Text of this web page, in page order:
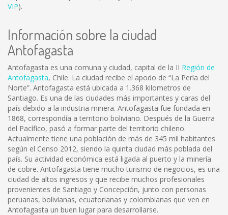
VIP).
Información sobre la ciudad
Antofagasta
Antofagasta es una comuna y ciudad, capital de la II Región de
Antofagasta, Chile. La ciudad recibe el apodo de “La Perla del
Norte”. Antofagasta está ubicada a 1.368 kilometros de
Santiago. Es una de las ciudades más importantes y caras del
país debido a la industria minera. Antofagasta fue fundada en
1868, correspondía a territorio boliviano. Después de la Guerra
del Pacífico, pasó a formar parte del territorio chileno.
Actualmente tiene una población de más de 345 mil habitantes
según el Censo 2012, siendo la quinta ciudad más poblada del
país. Su actividad económica está ligada al puerto y la minería
de cobre. Antofagasta tiene mucho turismo de negocios, es una
ciudad de altos ingresos y que recibe muchos profesionales
provenientes de Santiago y Concepción, junto con personas
peruanas, bolivianas, ecuatorianas y colombianas que ven en
Antofagasta un buen lugar para desarrollarse.